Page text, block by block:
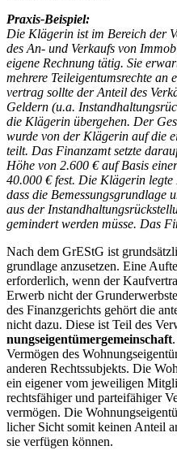
Pra­xis-Bei­spiel:
Die Klä­ge­rin ist im Bereich der
des An- und Ver­kaufs von
eige­ne Rech­nung tätig. Sie
meh­re­re Teil­ei­gen­tums­rech­te
ver­trag soll­te der Anteil des
Gel­dern (u.a.
die Klä­ge­rin über­ge­hen. Der
wur­de von der Klä­ge­rin auf die
teilt. Das Finanz­amt setz­te
Höhe von 2.600 € auf Basis
40.000 € fest. Die Klä­ge­rin
dass die Bemes­sungs­grund­la­ge
aus der
gemin­dert wer­den müs­se. Das
Nach dem GrEStG ist
grund­la­ge anzu­set­zen. Eine
erfor­der­lich, wenn der
Erwerb nicht der
des Finanz­ge­richts gehört die
nicht dazu. Die­se ist Teil des
nungs­ei­gen­tü­mer­ge­mein­schaft
Ver­mö­gen des
ande­ren Rechts­sub­jekts. Die
ein eige­ner vom jewei­li­gen
rechts­fä­hi­ger und par­tei­fä­hi­ger
ver­mö­gen. Die
li­cher Sicht somit kei­nen Anteil
sie ver­fü­gen können.